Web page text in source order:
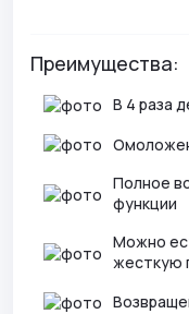
Преимущества:
В 4 раза
Полное
функции
Можно
жесткую